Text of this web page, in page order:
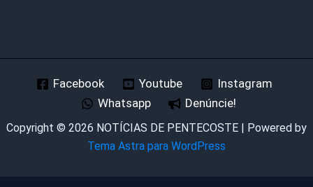
Facebook Youtube
Instagram
Whatsapp
Denúncie!
Copyright © 2026 NOTÍCIAS DE PENTECOSTE | Powered by
Tema Astra para WordPress